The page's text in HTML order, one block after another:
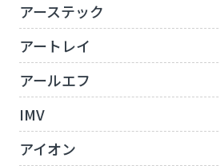
アーステック
アートレイ
アールエフ
IMV
アイオン